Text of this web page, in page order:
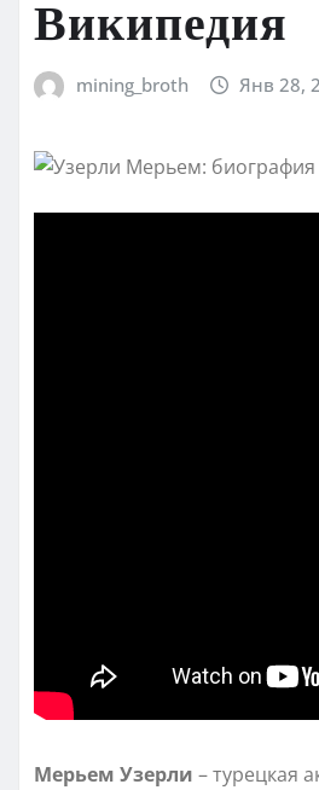
Википедия
mining_broth Янв 28,
Мерьем Узерли – турецкая